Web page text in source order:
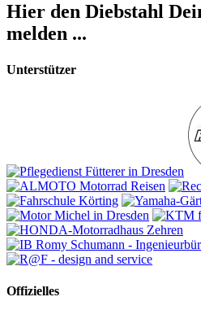
Hier den Diebstahl
melden ...
Unterstützer
Offizielles